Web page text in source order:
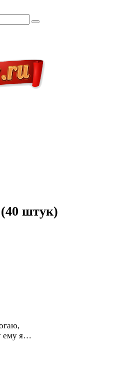
(40 штук)
ему я…